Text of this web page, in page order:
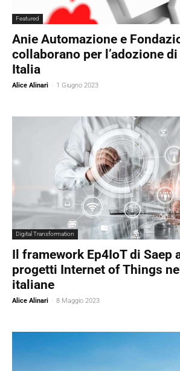
Featured
Anie Automazione e
collaborano per l’adozione di
Italia
Alice Alinari - 1 Giugno 2023
Digital Transformation
Il framework Ep4IoT di Saep
progetti Internet of Things
italiane
Alice Alinari - 8 Maggio 2023